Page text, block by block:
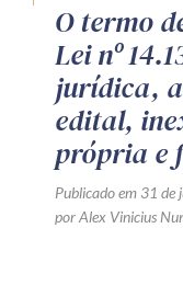
O termo
Lei nº
jurídica,
edital,
própria e
Publicado em 31 de
por Alex Vinicius